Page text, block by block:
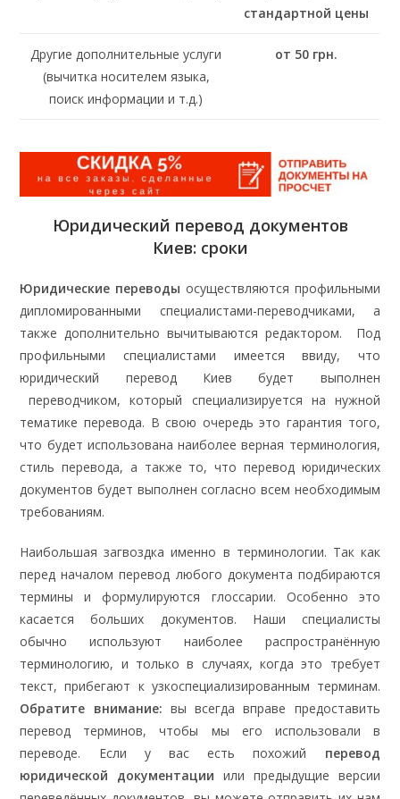
стандартной цены
Другие дополнительные услуги
(вычитка носителем языка,
поиск информации и т.д.)
от 50 грн.
Юридический перевод документов
Киев: сроки
Юридические переводы осуществляются профильными
дипломированными специалистами-переводчиками, а
также дополнительно вычитываются редактором. Под
профильными специалистами имеется ввиду, что
юридический перевод Киев будет выполнен
переводчиком, который специализируется на нужной
тематике перевода. В свою очередь это гарантия того,
что будет использована наиболее верная терминология,
стиль перевода, а также то, что перевод юридических
документов будет выполнен согласно всем необходимым
требованиям.
Наибольшая загвоздка именно в терминологии. Так как
перед началом перевод любого документа подбираются
термины и формулируются глоссарии. Особенно это
касается больших документов. Наши специалисты
обычно используют наиболее распространённую
терминологию, и только в случаях, когда это требует
текст, прибегают к узкоспециализированным терминам.
Обратите внимание: вы всегда вправе предоставить
перевод терминов, чтобы мы его использовали в
переводе. Если у вас есть похожий перевод
юридической документации или предыдущие версии